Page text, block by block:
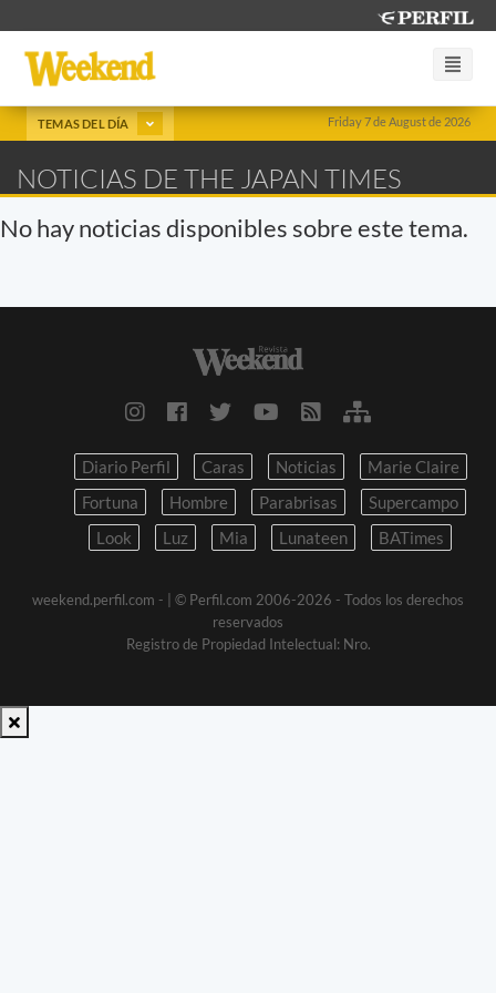
Friday 7 de August de 2026
TEMAS DEL DÍA
NOTICIAS DE THE JAPAN TIMES
No hay noticias disponibles sobre este tema.
Diario Perfil Caras Noticias
Marie Claire
Fortuna
Hombre Parabrisas
Supercampo
Look
Luz Mia Lunateen BATimes
weekend.perfil.com -
| © Perfil.com 2006-2026 - Todos los derechos
reservados
Registro de Propiedad Intelectual: Nro.